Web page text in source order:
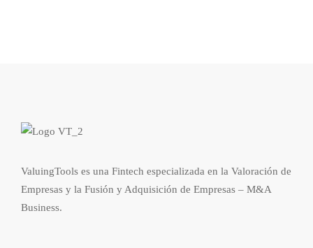
ValuingTools es una Fintech especializada en la Valoración de
Empresas y la Fusión y Adquisición de Empresas – M&A
Business.